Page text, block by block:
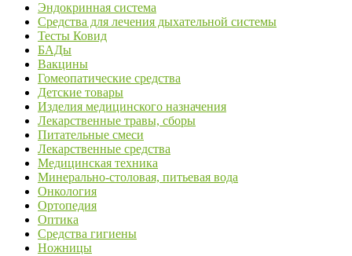
Эндокринная система
Средства для лечения дыхательной системы
Тесты Ковид
БАДы
Вакцины
Гомеопатические средства
Детские товары
Изделия медицинского назначения
Лекарственные травы, сборы
Питательные смеси
Лекарственные средства
Медицинская техника
Минерально-столовая, питьевая вода
Онкология
Ортопедия
Оптика
Средства гигиены
Ножницы